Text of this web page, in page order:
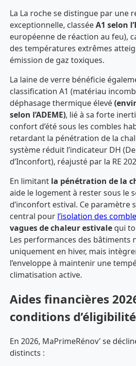
La La roche se distingue par une
exceptionnelle, classéeA1 selon
européenne de réaction au feu),
des températures extrêmes
émission de gaz toxiques.
La laine de verre bénéficie
classification A1 (matériau
déphasage thermique élevé
selon l’ADEME), lié à sa forte
confort d’été sous les combles
retardant la pénétration de la
système réduit l’indicateur DH
d’Inconfort), réajusté par la RE
En limitant la pénétration de la
aide le logement à rester sous le
d’inconfort estival. Ce paramètre
central pour l’isolation des
vagues de chaleur estivale qui
Les performances des bâtiments
uniquement en hiver, mais
l’enveloppe à maintenir une
climatisation active.
Aides financières
conditions d’éligibilité
En 2026, MaPrimeRénov’ se
distincts :